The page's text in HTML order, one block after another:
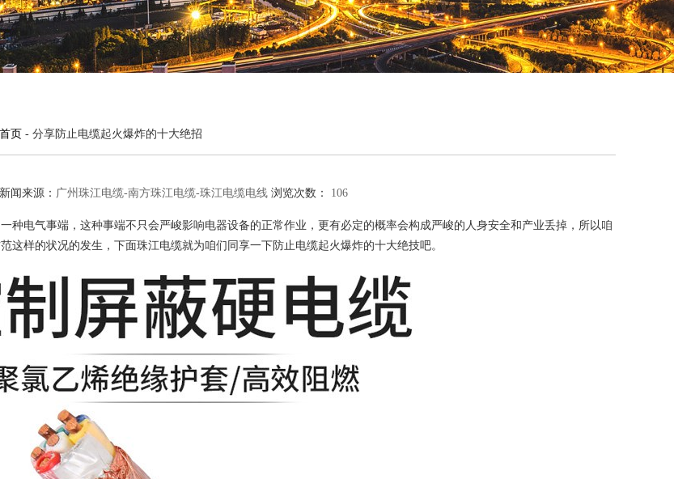
页 - 分享防止电缆起火爆炸的十大绝招
新闻来源： 广州珠江电缆-南方珠江电缆-珠江电缆电线 浏览次数： 106
种电气事端，这种事端不只会严峻影响电器设备的正常作业，更有必定的概率会构成严峻的人身安全和产业丢掉，所以咱
这样的状况的发生，下面珠江电缆就为咱们同享一下防止电缆起火爆炸的十大绝技吧。